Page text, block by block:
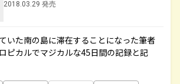
2018.03.29 発売
いた南の島に滞在することになった筆者
ピカルでマジカルな45日間の記録と記